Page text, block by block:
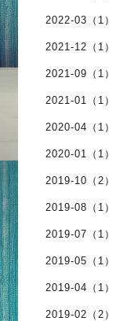
2022-03（1）
2021-12（1）
2021-09（1）
2021-01（1）
2020-04（1）
2020-01（1）
2019-10（2）
2019-08（1）
2019-07（1）
2019-05（1）
2019-04（1）
2019-02（2）